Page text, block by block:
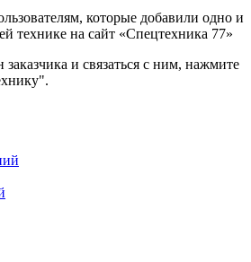
которые добавили одно и
технике на сайт «Спецтехника 77»
и связаться с ним, нажмите